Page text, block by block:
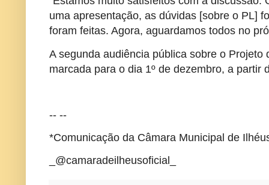
uma apresentação, as dúvidas [sobre o PL]
foram feitas. Agora, aguardamos todos no
A segunda audiência pública sobre o Projeto
marcada para o dia 1º de dezembro, a partir
-- --
*Comunicação da Câmara Municipal de
_@camaradeilheusoficial_